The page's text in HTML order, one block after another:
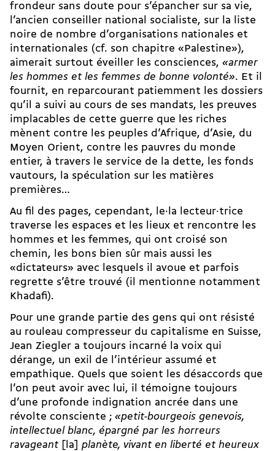
frondeur sans doute pour s’épancher sur sa vie,
l’ancien conseiller national socialiste, sur la liste
noire de nombre d’organisations nationales et
internationales (cf. son chapitre «Palestine»),
aimerait surtout éveiller les consciences, «armer
les hommes et les femmes de bonne volonté». Et il
fournit, en reparcourant patiemment les dossiers
qu’il a suivi au cours de ses mandats, les preuves
implacables de cette guerre que les riches
mènent contre les peuples d’Afrique, d’Asie, du
Moyen Orient, contre les pauvres du monde
entier, à travers le service de la dette, les fonds
vautours, la spéculation sur les matières
premières…
Au fil des pages, cependant, le·la lecteur·trice
traverse les espaces et les lieux et rencontre les
hommes et les femmes, qui ont croisé son
chemin, les bons bien sûr mais aussi les
«dictateurs» avec lesquels il avoue et parfois
regrette s’être trouvé (il mentionne notamment
Khadafi).
Pour une grande partie des gens qui ont résisté
au rouleau compresseur du capitalisme en Suisse,
Jean Ziegler a toujours incarné la voix qui
dérange, un exil de l’intérieur assumé et
empathique. Quels que soient les désaccords que
l’on peut avoir avec lui, il témoigne toujours
d’une profonde indignation ancrée dans une
révolte consciente ; «petit-bourgeois genevois,
intellectuel blanc, épargné par les horreurs
ravageant[la] planète, vivant en liberté et heureux